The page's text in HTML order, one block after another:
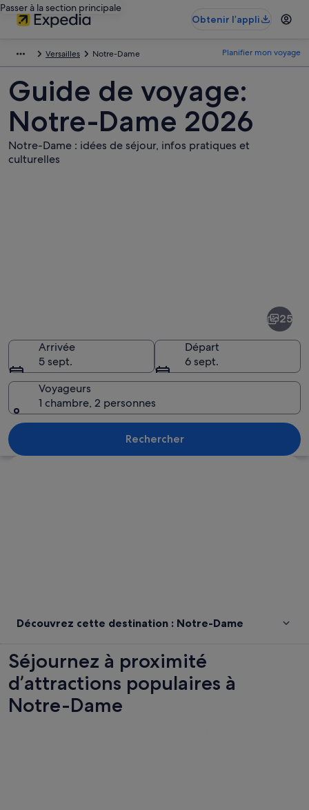
Passer à la section principale
Obtenir l’appli
Versailles Notre-Dame Planifier mon voyage
Guide de voyage:
Notre-Dame 2026
Notre-Dame : idées de séjour, infos pratiques et
culturelles
Un magnifique palais, orné de
25
Arrivée
5 sept.
Départ
6 sept.
Voyageurs
1 chambre, 2 personnes
Rechercher
Découvrez cette destination : Notre-Dame
Séjournez à proximité
d’attractions populaires à
Notre-Dame